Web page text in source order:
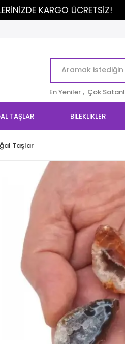
ÜCRETSİZ! ..
En Yeniler , Çok
TAŞLAR BİLEKLİKLER
Taşlar